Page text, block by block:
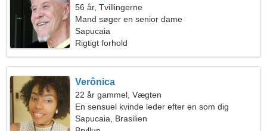
56 år, Tvillingerne
Mand søger en senior dame
Sapucaia
Rigtigt forhold
Verônica
22 år gammel, Vægten
En sensuel kvinde leder efter en som dig
Sapucaia, Brasilien